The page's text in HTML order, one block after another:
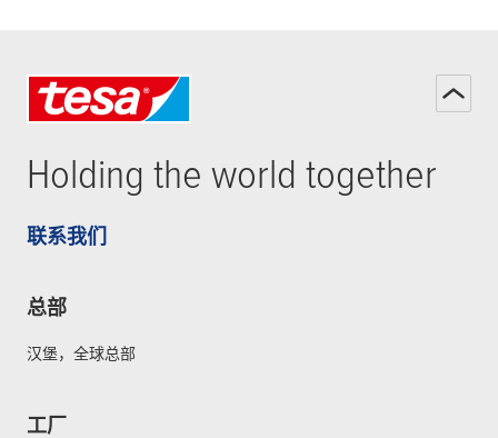
Holding the world together
联系我们
总部
汉堡，全球总部
工厂